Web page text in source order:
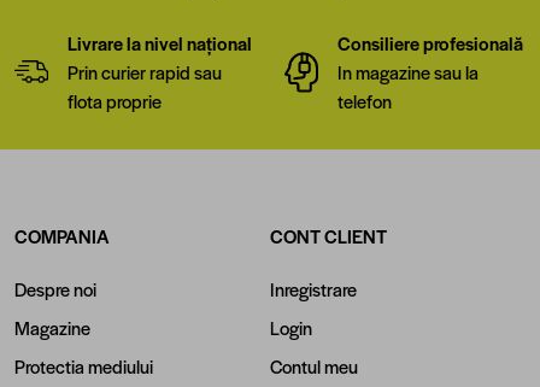
Livrare la nivel național
Prin curier rapid sau
flota proprie
Consiliere profesională
In magazine sau la
telefon
COMPANIA
Despre noi
Magazine
Protectia mediului
CONT CLIENT
Inregistrare
Login
Contul meu